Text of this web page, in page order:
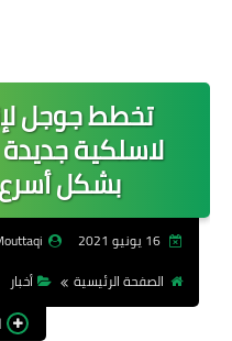
تخطط جوجل
لاسلكية
بشكل
16 يونيو 2021
الصفحة الرئيسية
أخبار